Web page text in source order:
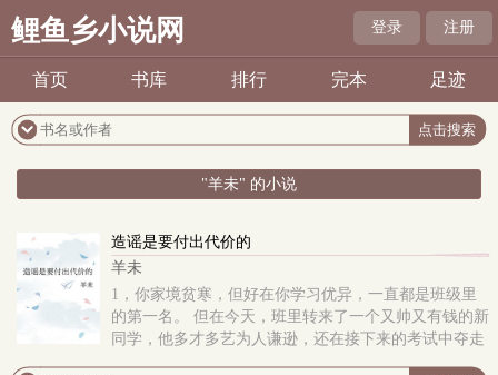
鲤鱼乡小说网 登录 注册
首页 书库 排行 完本 足迹
"羊未" 的小说
造谣是要付出代价的
羊未
1，你家境贫寒，但好在你学习优异，一直都是班级里
的第一名。 但在今天，班里转来了一个又帅又有钱的新
同学，他多才多艺为人谦逊，还在接下来的考试中夺走